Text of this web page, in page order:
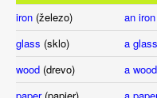
iron (železo) an iron
glass (sklo) a glass
wood (drevo) a wood